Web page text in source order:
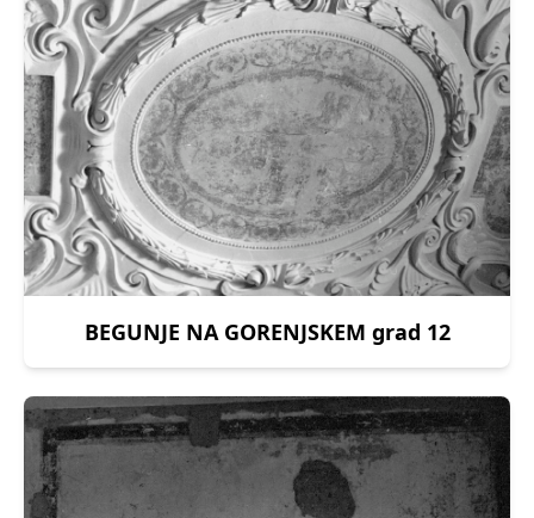
BEGUNJE NA GORENJSKEM grad 12